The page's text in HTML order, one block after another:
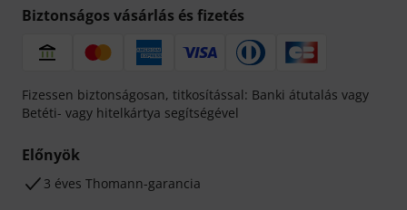
Biztonságos vásárlás és fizetés
Fizessen biztonságosan, titkosítással: Banki átutalás vagy
Betéti- vagy hitelkártya segítségével
Előnyök
3 éves Thomann-garancia